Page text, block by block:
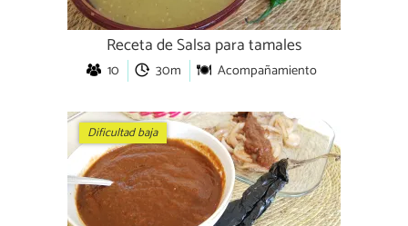
Receta de Salsa para tamales
10 30m Acompañamiento
Dificultad baja